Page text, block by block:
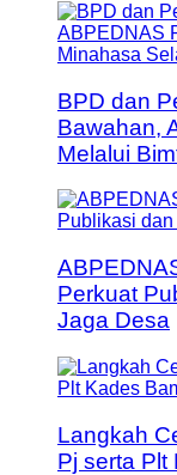
BPD dan
Bawahan,
Melalui
Perkuat
Jaga Desa
Langkah
Pj serta Plt